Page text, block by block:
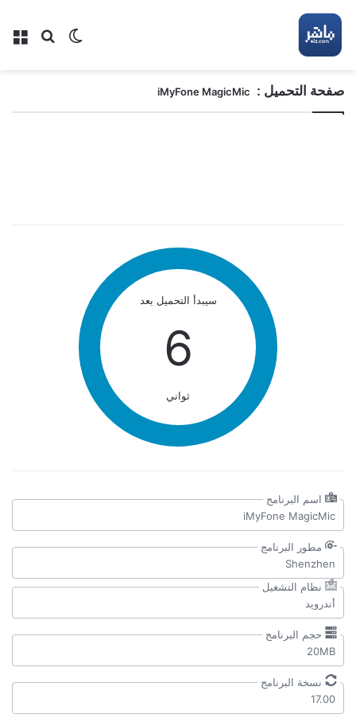
بحثالوضع
صفحة التحميل : iMyFone MagicMic
سيبدأ التحميل بعد
6
ثواني
اسم البرنامج
iMyFone MagicMic
مطور البرنامج
Shenzhen
نظام التشغيل
أندرويد
حجم البرنامج
20MB
نسخة البرنامج
17.00